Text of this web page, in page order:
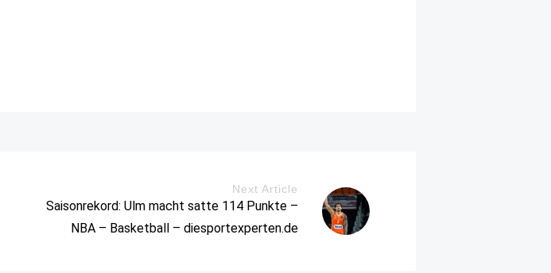
Next Article
Saisonrekord: Ulm macht satte 114 Punkte –
NBA – Basketball – diesportexperten.de